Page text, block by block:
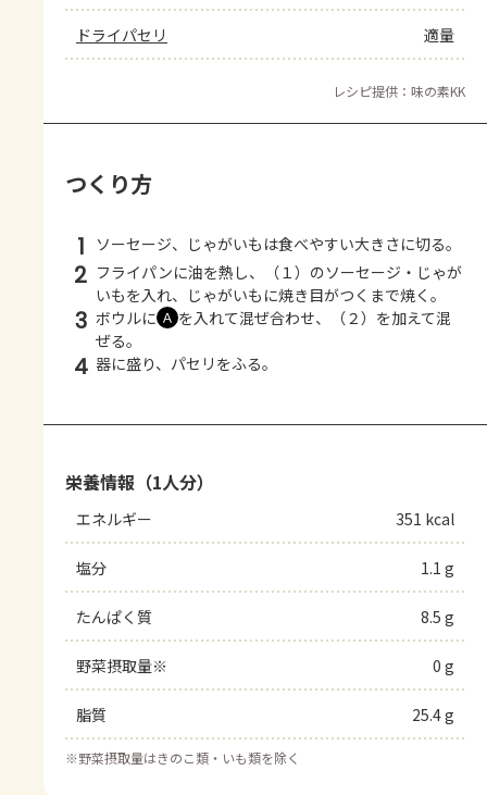
ドライパセリ 適量
レシピ提供：味の素KK
つくり方
1 ソーセージ、じゃがいもは食べやすい大きさに切る。
2 フライパンに油を熱し、（１）のソーセージ・じゃが
いもを入れ、じゃがいもに焼き目がつくまで焼く。
3 ボウルに Ａ を入れて混ぜ合わせ、（２）を加えて混
ぜる。
4 器に盛り、パセリをふる。
栄養情報（1人分）
エネルギー 351 kcal
塩分 1.1 g
たんぱく質 8.5 g
野菜摂取量※ 0 g
脂質 25.4 g
※野菜摂取量はきのこ類・いも類を除く